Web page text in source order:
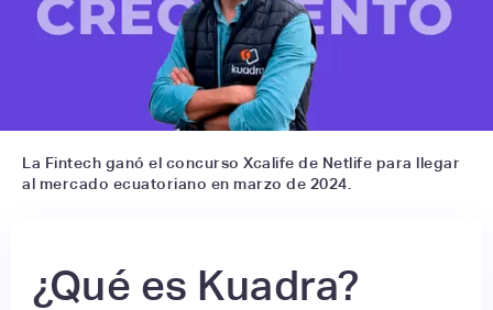
La Fintech ganó el concurso Xcalife de Netlife para llegar
al mercado ecuatoriano en marzo de 2024.
¿Qué es Kuadra?